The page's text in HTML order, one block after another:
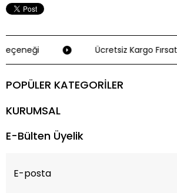
Ücretsiz Kargo Fırsatı
POPÜLER KATEGORİLER
KURUMSAL
E-Bülten Üyelik